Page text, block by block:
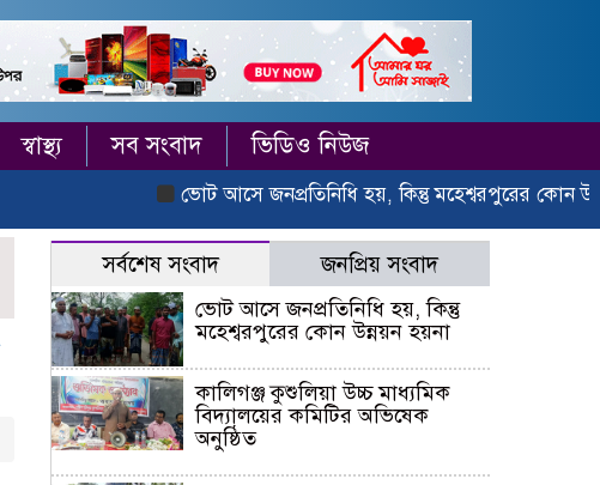
স্বাস্থ্য সব সংবাদ ভিডিও নিউজ
ভোট আসে জনপ্রতিনিধি হয়, কিন্তু মহেশ্বরপুরের কোন উন্নয়ন
সর্বশেষ সংবাদ জনপ্রিয় সংবাদ
ভোট আসে জনপ্রতিনিধি হয়, কিন্তু
মহেশ্বরপুরের কোন উন্নয়ন হয়না
কালিগঞ্জ কুশুলিয়া উচ্চ মাধ্যমিক
বিদ্যালয়ের কমিটির অভিষেক
অনুষ্ঠিত